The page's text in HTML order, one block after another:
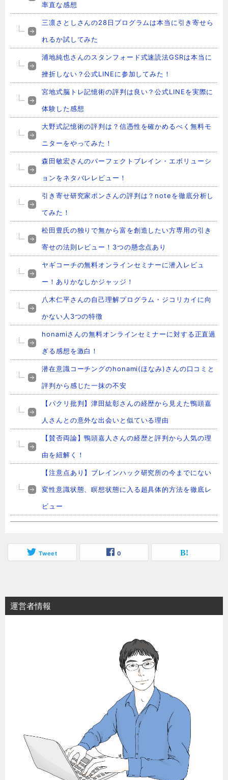
率直な感想
三凛さとしさんの28日プログラムは本当に引き寄せら
れるか試してみた
浦地純也さんのスタンフォード式速読法GSRは本当に
挫折しない？公式LINEに参加してみた！
宮地式脳トレ記憶術の評判は良い？公式LINEを実際に
体験した感想
大野式記憶術の評判は？信憑性を確かめるべく無料モ
ニターをやってみた！
森田敏宏さんのパーフェクトブレイン・エボリューシ
ョンをネタバレレビュー！
引き寄せ研究家ポンさんの評判は？noteを徹底分析し
てみた！
松田豊氏の独りで無から富を創造したい方専用の引き
寄せの法則レビュー！3つの懸念点あり
ヤギコーチの無料オンラインセミナーに潜入レビュ
ー！ありかなしかジャッジ！
八木仁平さんの自己理解プログラム・ジコリカイに向
かない人3つの特徴
honamiさんの無料オンラインセミナーに対する正直過
ぎる感想を激白！
潜在意識コーチングのhonami(ほなみ)さんの口コミと
評判から感じた一抹の不安
【パクリ批判】津田紘彰さんの経歴から見えた鴨頭嘉
人さんとの意外な出会いと似ている理由
【賛否両論】鴨頭嘉人さんの経歴と評判から人気の理
由を紐解く！
【注意点あり】ブレインハック研究所の今までにない
変性意識状態、瞑想状態に入る超具体的方法を徹底レ
ビュー
Tweet 0
運営者情報